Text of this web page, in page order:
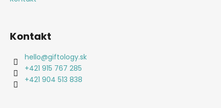
Kontakt
hello@giftology.sk
+421 915 767 285
+421 904 513 838